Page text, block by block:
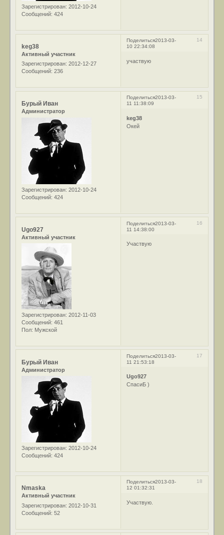
Зарегистрирован: 2012-10-24
Сообщений: 424
Поделиться 14
2013-03-
10 22:34:08
keg38
Активный участник
Зарегистрирован: 2012-12-27
Сообщений: 236
участвую
Поделиться 15
2013-03-
11 11:38:09
Бурый Иван
Администратор
Зарегистрирован: 2012-10-24
Сообщений: 424
keg38
Окей
Поделиться 16
2013-03-
11 14:38:00
Ugo927
Активный участник
Зарегистрирован: 2012-11-03
Сообщений: 461
Пол: Мужской
Участвую
Поделиться 17
2013-03-
11 21:53:18
Бурый Иван
Администратор
Зарегистрирован: 2012-10-24
Сообщений: 424
Ugo927
СпасиБ )
Поделиться 18
2013-03-
12 01:32:31
Nmaska
Активный участник
Зарегистрирован: 2012-10-31
Сообщений: 52
Участвую.